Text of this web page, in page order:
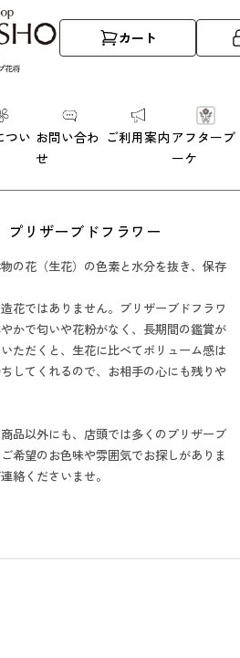
カート
つい お問い合わ
せ
ご利用案内 アフターブ
ーケ
プリザーブドフラワー
の花（生花）の色素と水分を抜き、保存
花ではありません。プリザーブドフラワ
かで匂いや花粉がなく、長期間の鑑賞が
ただくと、生花に比べてボリューム感は
してくれるので、お相手の心にも残りや
品以外にも、店頭では多くのプリザーブ
希望のお色味や雰囲気でお探しがありま
絡くださいませ。